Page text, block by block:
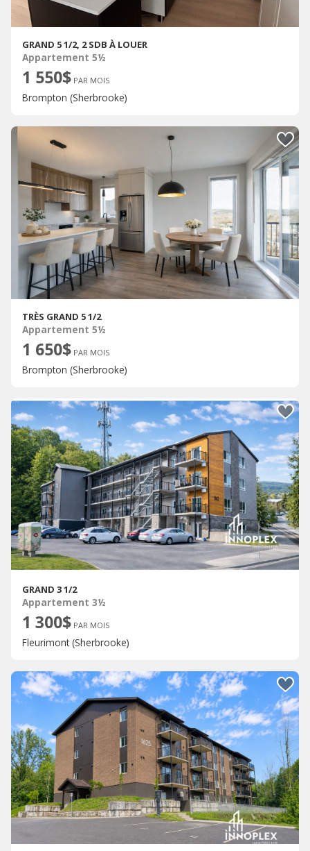
GRAND 5 1/2, 2 SDB À LOUER
Appartement 5½
1 550$ PAR MOIS
Brompton (Sherbrooke)
TRÈS GRAND 5 1/2
Appartement 5½
1 650$ PAR MOIS
Brompton (Sherbrooke)
GRAND 3 1/2
Appartement 3½
1 300$ PAR MOIS
Fleurimont (Sherbrooke)